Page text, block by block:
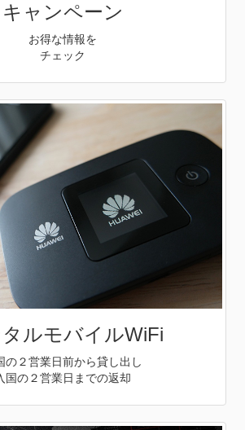
キャンペーン
お得な情報を
チェック
ルモバイルWiFi
の２営業日前から貸し出し
国の２営業日までの返却